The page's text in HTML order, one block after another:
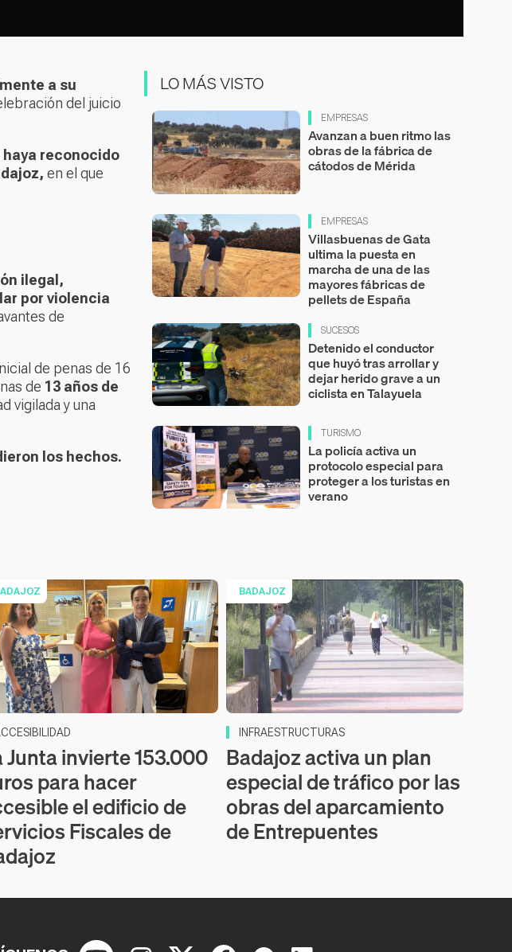
a su
del juicio
haya reconocido
en el que
ilegal,
por violencia
de
de penas de 16
de 13 años de
vigilada y una
los hechos.
LO MÁS VISTO
EMPRESAS
Avanzan a buen ritmo las
obras de la fábrica de
cátodos de Mérida
EMPRESAS
Villasbuenas de Gata
ultima la puesta en
marcha de una de las
mayores fábricas de
pellets de España
SUCESOS
Detenido el conductor
que huyó tras arrollar y
dejar herido grave a un
ciclista en Talayuela
TURISMO
La policía activa un
protocolo especial para
proteger a los turistas en
verano
Junta invierte 153.000
para hacer
el edificio de
Fiscales de
BADAJOZ
INFRAESTRUCTURAS
Badajoz activa un plan
especial de tráfico por las
obras del aparcamiento
de Entrepuentes